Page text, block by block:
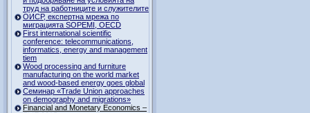
труд на работниците и служителите
ОИСР, експертна мрежа по
миграцията SOPEMI, OECD
First international scientific
conference: telecommunications,
informatics, energy and management
tiem
Wood processing and furniture
manufacturing on the world market
and wood-based energy goes global
Семинар «Trade Union approaches
on demography and migrations»
Financial and Monetary Economics –